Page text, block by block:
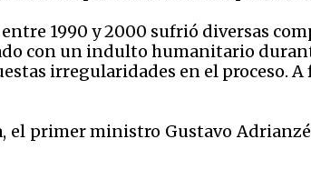
1990 y 2000 sufrió diversas
con un indulto humanitario
irregularidades en el proceso.
el primer ministro Gustavo